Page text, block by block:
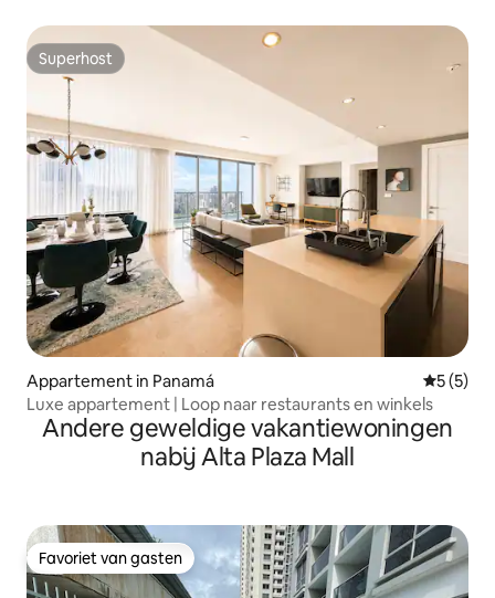
Superhost
Superhost
Appartement in Panamá
5 (5)
Luxe appartement | Loop naar restaurants en winkels
Andere geweldige vakantiewoningen
nabij Alta Plaza Mall
Favoriet van gasten
Favoriet van gasten